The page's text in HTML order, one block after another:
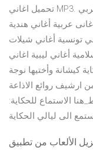
تحميل اغاني MP3. أغاني سودانية اغاني سعودية أغاني راب عربي
عربية أغاني هندية
تونسية أغاني شيلات
أغاني ليبية اغاني
كيشانة وأختيها نوجة
ارشيف روائع الاذاعة
الاستماع للحكاية:
الى ليالي الحكاية